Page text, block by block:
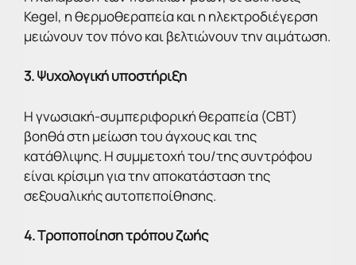
Kegel, η θερμοθεραπεία και η ηλεκτροδιέγερση
μειώνουν τον πόνο και βελτιώνουν την αιμάτωση.
3. Ψυχολογική υποστήριξη
Η γνωσιακή-συμπεριφορική θεραπεία (CBT)
βοηθά στη μείωση του άγχους και της
κατάθλιψης. Η συμμετοχή του/της συντρόφου
είναι κρίσιμη για την αποκατάσταση της
σεξουαλικής αυτοπεποίθησης.
4. Τροποποίηση τρόπου ζωής